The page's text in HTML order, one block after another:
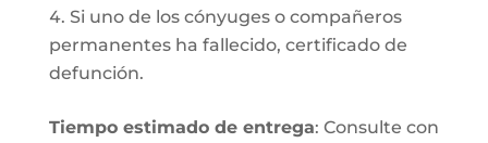
Si uno de los cónyuges o compañeros
permanentes ha fallecido, certificado de
defunción.
Tiempo estimado de entrega: Consulte con